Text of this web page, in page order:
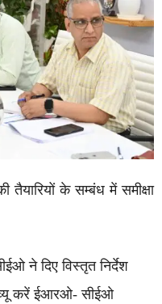
तैयारियों के सम्बंध में समीक्षा
ने दिए विस्तृत निर्देश
करें ईआरओ- सीईओ